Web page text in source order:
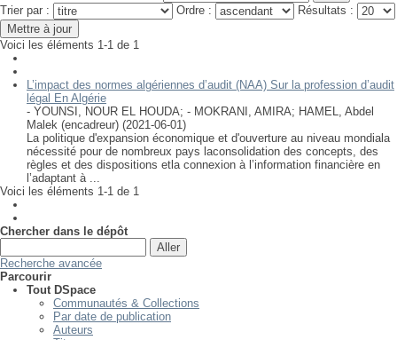
Trier par :
Ordre : Résultats :
Voici les éléments 1-1 de 1
L’impact des normes algériennes d’audit (NAA) Sur la profession d’audit
légal En Algérie
- YOUNSI, NOUR EL HOUDA; - MOKRANI, AMIRA; HAMEL, Abdel
Malek (encadreur) (2021-06-01)
La politique d'expansion économique et d'ouverture au niveau mondiala
nécessité pour de nombreux pays laconsolidation des concepts, des
règles et des dispositions etla connexion à l’information financière en
l’adaptant à ...
Voici les éléments 1-1 de 1
Chercher dans le dépôt
Recherche avancée
Parcourir
Tout DSpace
Communautés & Collections
Par date de publication
Auteurs